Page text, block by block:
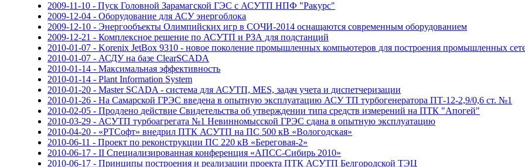
2009-11-10 - Пуск Головной Зарамагской ГЭС с АСУТП НПФ "Ракурс"
2009-12-04 - Оборудование для АСУ энергоблока
2009-12-10 - Энергообъекты Олимпийских игр в СОЧИ-2014 оснащаются современным оборудованием
2009-12-21 - Комплексное решение по АСУТП и РЗА для подстанций
2010-01-07 - Korenix JetBox 9310 - новое поколение промышленных компьютеров для построения промышленных
2010-01-07 - АСДУ на базе ClearSCADA
2010-01-14 - Максимальная эффективность
2010-01-14 - Plant Information System
2010-01-20 - Master SCADA - система для АСУТП, MES, задач учета и диспетчеризации
2010-01-26 - На Самарской ГРЭС введена в опытную эксплуатацию АСУ ТП турбогенератора ПТ-12-2,9/0,6 ст. №1
2010-02-05 - Продлено действие Свидетельства об утверждении типа средств измерений на ПТК "Апогей"
2010-03-29 - АСУТП турбоагрегата №1 Невинномысской ГРЭС сдана в опытную эксплуатацию
2010-04-20 - «РТСофт» внедрил ПТК АСУТП на ПС 500 кВ «Вологодская»
2010-06-11 - Проект по реконструкции ПС 220 кВ «Береговая-2»
2010-06-17 - II Специализированная конференция «АПСС-Сибирь 2010»
2010-06-17 - Принципы построения и реализации проекта ПТК АСУТП Белгородской ТЭЦ